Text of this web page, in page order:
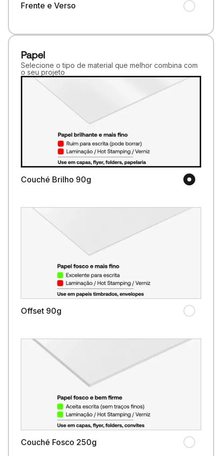
Frente e Verso
Papel
Selecione o tipo de material que melhor combina com
o seu projeto
Couché Brilho 90g
Offset 90g
Couché Fosco 250g